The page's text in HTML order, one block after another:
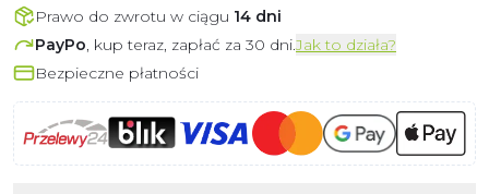
Prawo do zwrotu w ciągu 14 dni
PayPo, kup teraz, zapłać za 30 dni.Jak to działa?
Bezpieczne płatności